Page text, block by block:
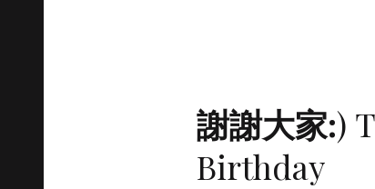
謝謝大家:)
Birthday